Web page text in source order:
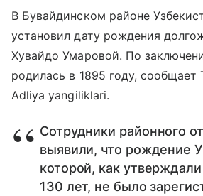
В Бувайдинском районе
установил дату рождения
Хувайдо Умаровой. По
родилась в 1895 году, сообщает
Adliya yangiliklari.
Сотрудники районного
выявили, что рождение
которой, как
130 лет, не было